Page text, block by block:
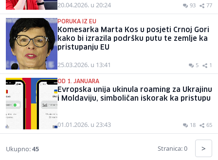
20.04.2026. u 20:24 93 77
PORUKA IZ EU
Komesarka Marta Kos u posjeti Crnoj Gori
kako bi izrazila podršku putu te zemlje ka
pristupanju EU
25.03.2026. u 13:41 5 1
OD 1. JANUARA
Evropska unija ukinula roaming za Ukrajinu
i Moldaviju, simboličan iskorak ka pristupu
01.01.2026. u 23:43 18 65
Ukupno:45 Stranica: 0 >